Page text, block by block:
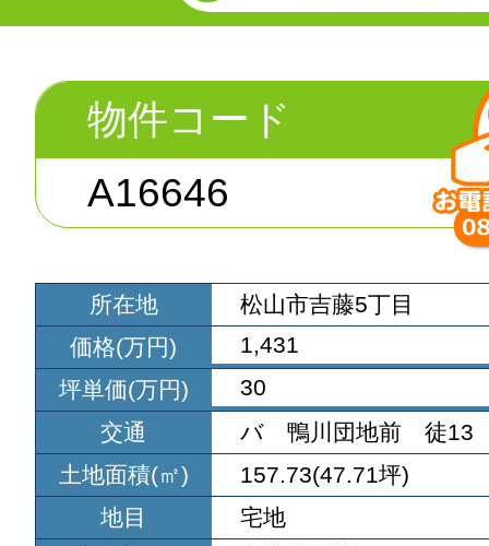
物件コード
A16646
所在地
松山市吉藤5丁目
価格(万円)
1,431
坪単価(万円)
30
交通
バ 鴨川団地前 徒13
土地面積(㎡)
157.73(47.71坪)
地目
宅地